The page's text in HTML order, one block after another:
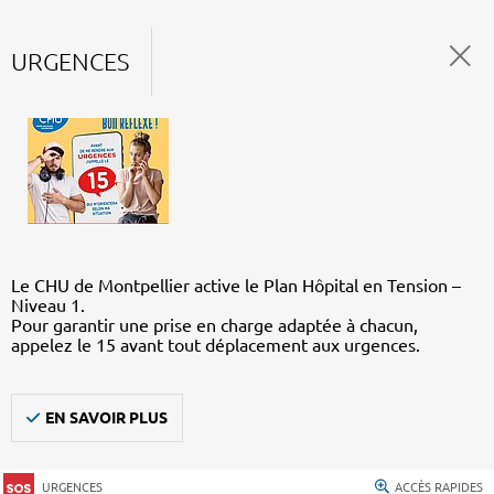
URGENCES
Le CHU de Montpellier active le Plan Hôpital en Tension –
Niveau 1.
Pour garantir une prise en charge adaptée à chacun,
appelez le 15 avant tout déplacement aux urgences.
EN SAVOIR PLUS
URGENCES ACCÈS RAPIDES